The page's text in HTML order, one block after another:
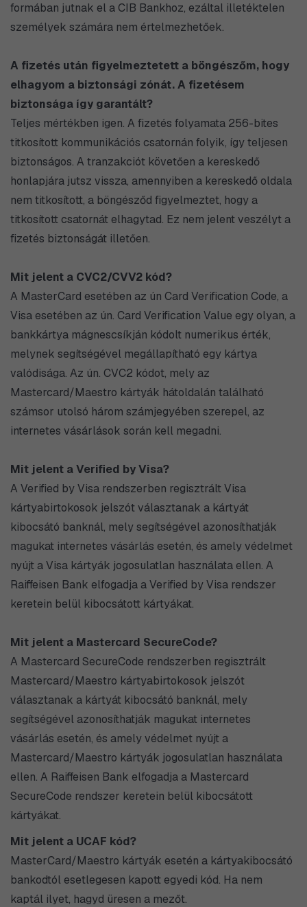
formában jutnak el a CIB Bankhoz, ezáltal illetéktelen
személyek számára nem értelmezhetőek.
A fizetés után figyelmeztetett a böngészőm, hogy
elhagyom a biztonsági zónát. A fizetésem
biztonsága így garantált?
Teljes mértékben igen. A fizetés folyamata 256-bites
titkosított kommunikációs csatornán folyik, így teljesen
biztonságos. A tranzakciót követően a kereskedő
honlapjára jutsz vissza, amennyiben a kereskedő oldala
nem titkosított, a böngésződ figyelmeztet, hogy a
titkosított csatornát elhagytad. Ez nem jelent veszélyt a
fizetés biztonságát illetően.
Mit jelent a CVC2/CVV2 kód?
A MasterCard esetében az ún Card Verification Code, a
Visa esetében az ún. Card Verification Value egy olyan, a
bankkártya mágnescsíkján kódolt numerikus érték,
melynek segítségével megállapítható egy kártya
valódisága. Az ún. CVC2 kódot, mely az
Mastercard/Maestro kártyák hátoldalán található
számsor utolsó három számjegyében szerepel, az
internetes vásárlások során kell megadni.
Mit jelent a Verified by Visa?
A Verified by Visa rendszerben regisztrált Visa
kártyabirtokosok jelszót választanak a kártyát
kibocsátó banknál, mely segítségével azonosíthatják
magukat internetes vásárlás esetén, és amely védelmet
nyújt a Visa kártyák jogosulatlan használata ellen. A
Raiffeisen Bank elfogadja a Verified by Visa rendszer
keretein belül kibocsátott kártyákat.
Mit jelent a Mastercard SecureCode?
A Mastercard SecureCode rendszerben regisztrált
Mastercard/Maestro kártyabirtokosok jelszót
választanak a kártyát kibocsátó banknál, mely
segítségével azonosíthatják magukat internetes
vásárlás esetén, és amely védelmet nyújt a
Mastercard/Maestro kártyák jogosulatlan használata
ellen. A Raiffeisen Bank elfogadja a Mastercard
SecureCode rendszer keretein belül kibocsátott
kártyákat.
Mit jelent a UCAF kód?
MasterCard/Maestro kártyák esetén a kártyakibocsátó
bankodtól esetlegesen kapott egyedi kód. Ha nem
kaptál ilyet, hagyd üresen a mezőt.